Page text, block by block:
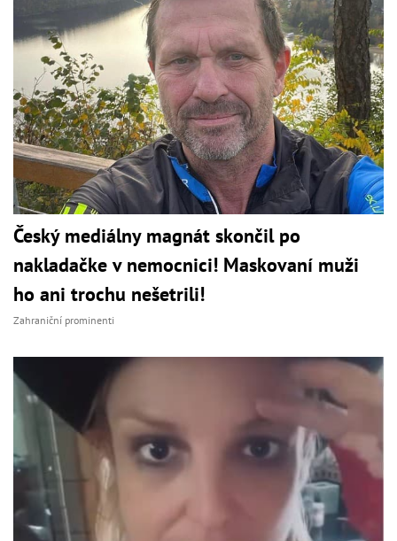
Český mediálny magnát skončil po
nakladačke v nemocnici! Maskovaní muži
ho ani trochu nešetrili!
Zahraniční prominenti